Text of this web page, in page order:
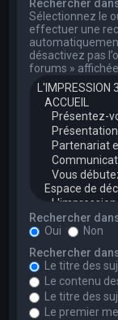
Rechercher
Sélectionnez le
effectuer une
désactivez pas
forums »
Rechercher
Oui
Non
Rechercher
Le titre des
Le contenu
Le titre des
Le premier